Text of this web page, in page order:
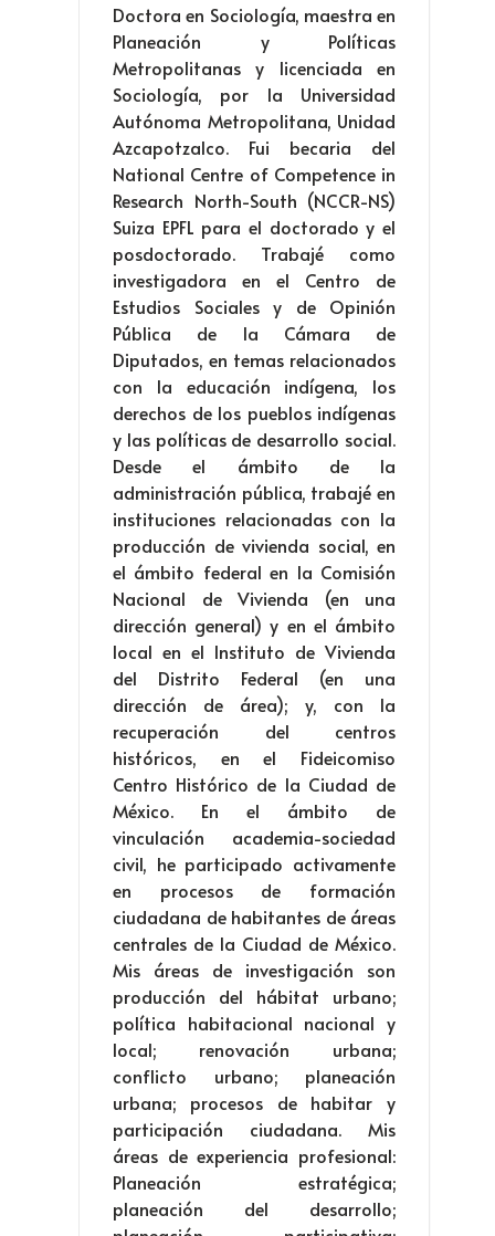
Doctora en Sociología, maestra en
Planeación y Políticas
Metropolitanas y licenciada en
Sociología, por la Universidad
Autónoma Metropolitana, Unidad
Azcapotzalco. Fui becaria del
National Centre of Competence in
Research North-South (NCCR-NS)
Suiza EPFL para el doctorado y el
posdoctorado. Trabajé como
investigadora en el Centro de
Estudios Sociales y de Opinión
Pública de la Cámara de
Diputados, en temas relacionados
con la educación indígena, los
derechos de los pueblos indígenas
y las políticas de desarrollo social.
Desde el ámbito de la
administración pública, trabajé en
instituciones relacionadas con la
producción de vivienda social, en
el ámbito federal en la Comisión
Nacional de Vivienda (en una
dirección general) y en el ámbito
local en el Instituto de Vivienda
del Distrito Federal (en una
dirección de área); y, con la
recuperación del centros
históricos, en el Fideicomiso
Centro Histórico de la Ciudad de
México. En el ámbito de
vinculación academia-sociedad
civil, he participado activamente
en procesos de formación
ciudadana de habitantes de áreas
centrales de la Ciudad de México.
Mis áreas de investigación son
producción del hábitat urbano;
política habitacional nacional y
local; renovación urbana;
conflicto urbano; planeación
urbana; procesos de habitar y
participación ciudadana. Mis
áreas de experiencia profesional:
Planeación estratégica;
planeación del desarrollo;